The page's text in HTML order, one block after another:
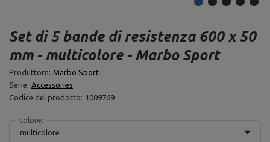
Set di 5 bande di resistenza 600 x 50
mm - multicolore - Marbo Sport
Produttore: Marbo Sport
Serie: Accessories
Codice del prodotto: 1009769
colore:
multicolore